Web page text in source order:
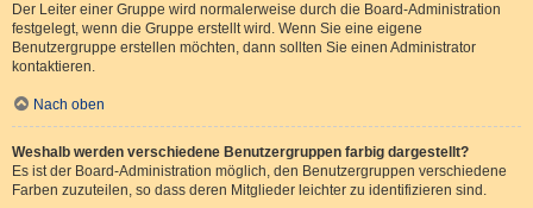
Der Leiter einer Gruppe wird normalerweise durch die Board-Administration
festgelegt, wenn die Gruppe erstellt wird. Wenn Sie eine eigene
Benutzergruppe erstellen möchten, dann sollten Sie einen Administrator
kontaktieren.
Nach oben
Weshalb werden verschiedene Benutzergruppen farbig dargestellt?
Es ist der Board-Administration möglich, den Benutzergruppen verschiedene
Farben zuzuteilen, so dass deren Mitglieder leichter zu identifizieren sind.